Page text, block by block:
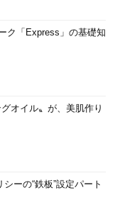
ク「Express」の基礎知
オイル〟が、美肌作り
ーの“鉄板”設定パート